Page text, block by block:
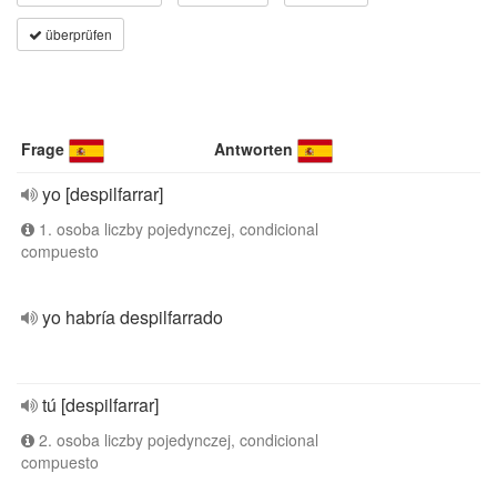
überprüfen
Frage Antworten
yo [despilfarrar]
1. osoba liczby pojedynczej, condicional
compuesto
yo habría despilfarrado
tú [despilfarrar]
2. osoba liczby pojedynczej, condicional
compuesto